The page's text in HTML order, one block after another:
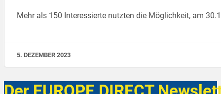
Mehr als 150 Interessierte nutzten die Möglichkeit, am
5. DEZEMBER 2023